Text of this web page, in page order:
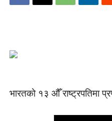
भारतको १३ औँ राष्ट्रपतिमा